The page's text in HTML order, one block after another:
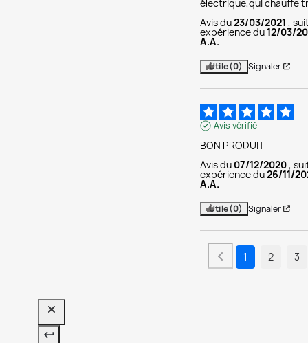
électrique,qui chauffe
Avis du23/03/2021 ,
expérience du12/03/
A.A.
Utile(0) Signaler
Avis vérifié
BON PRODUIT
Avis du 07/12/2020 ,
expérience du26/11/
A.A.
Utile(0) Signaler
1 2 3